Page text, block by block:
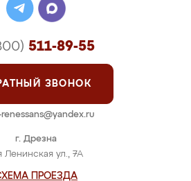
г. Дрезна
Ленинская ул., 7А
ПРОЕЗДА
511-89-55
ЗВОНОК